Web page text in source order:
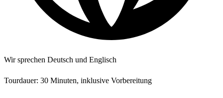
Wir sprechen Deutsch und Englisch
Tourdauer: 30 Minuten, inklusive Vorbereitung